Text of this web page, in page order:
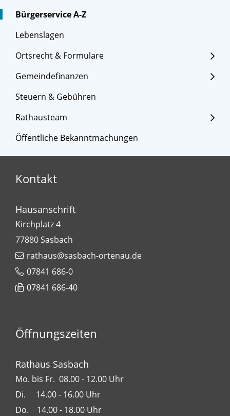
Bürgerservice A-Z
Lebenslagen
Ortsrecht & Formulare
Gemeindefinanzen
Steuern & Gebühren
Rathausteam
Öffentliche Bekanntmachungen
Kontakt
Hausanschrift
Kirchplatz 4
77880Sasbach
rathaus@sasbach-ortenau.de
07841 686-0
07841 686-40
Öffnungszeiten
Rathaus Sasbach
Mo. bis Fr. 08.00 - 12.00 Uhr
Di. 14.00 - 16.00 Uhr
Do. 14.00 - 18.00 Uhr